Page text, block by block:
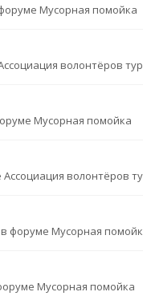
Мусорная помойка
волонтёров
Мусорная помойка
Ассоциация волонтёров
в форуме Мусорная
Мусорная помойка